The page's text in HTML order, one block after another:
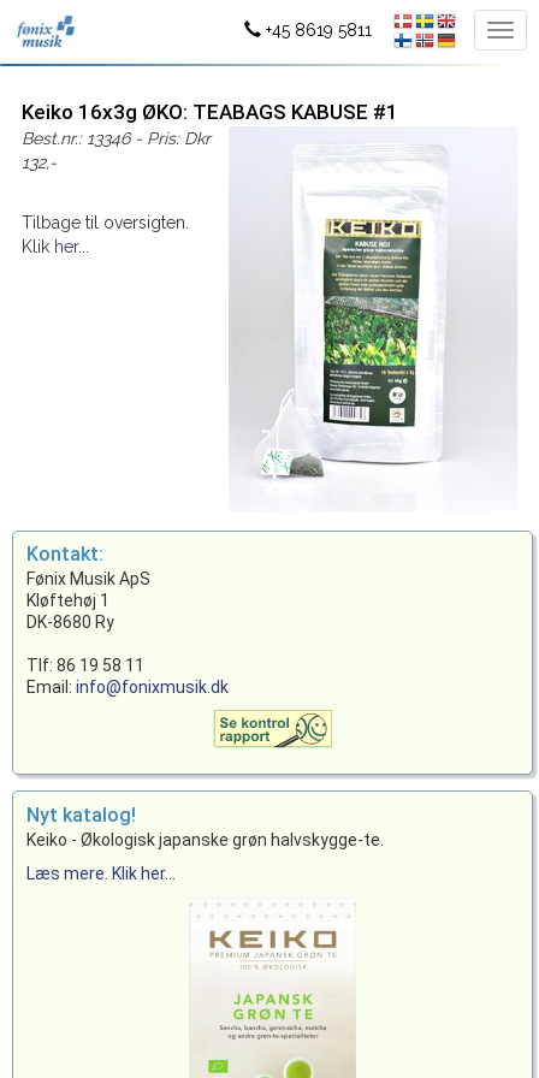
+45 8619 5811
Keiko 16x3g ØKO: TEABAGS KABUSE #1
Best.nr.: 13346 - Pris: Dkr
132,-
Tilbage til oversigten.
Klik her...
Kontakt:
Fønix Musik ApS
Kløftehøj 1
DK-8680 Ry
Tlf: 86 19 58 11
Email: info@fonixmusik.dk
Nyt katalog!
Keiko - Økologisk japanske grøn halvskygge-te.
Læs mere. Klik her...